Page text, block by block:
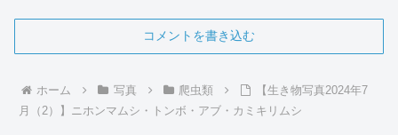
コメントを書き込む
ホーム 写真 爬虫類
【生き物写真2024年7
月（2）】ニホンマムシ・トンボ・アブ・カミキリムシ